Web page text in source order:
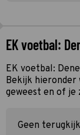
EK voetbal:
EK voetbal:
Bekijk hieronder
geweest en of
Geen